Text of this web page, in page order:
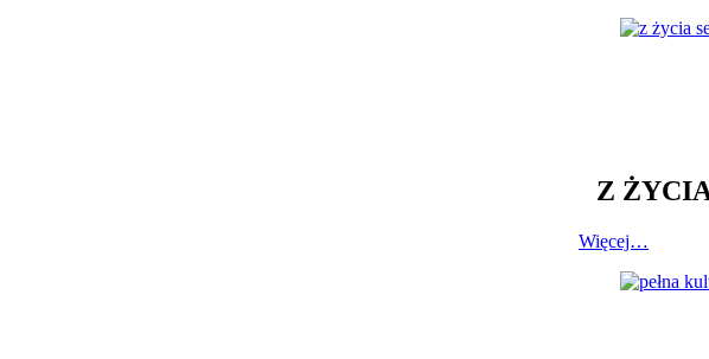
Z
Więcej…